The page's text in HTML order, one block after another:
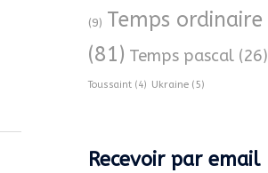
(9) Temps ordinaire
(81) Temps pascal(26)
Toussaint(4) Ukraine(5)
Recevoir par email